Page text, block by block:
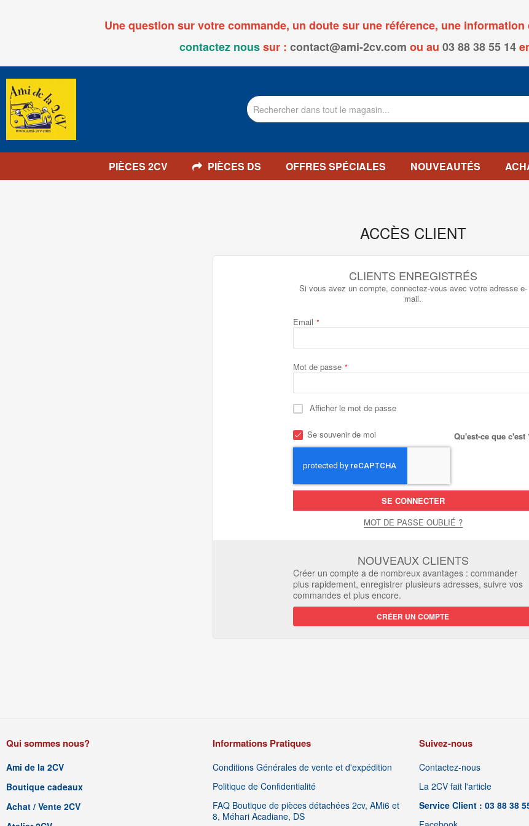
Une question sur votre commande, un doute sur une référence, une
contactez noussur : contact@ami-2cv.com ou au 03 88 38 55 14
PIÈCES 2CV PIÈCES DS OFFRES SPÉCIALES NOUVEAUTÉS
ACCÈS CLIENT
CLIENTS ENREGISTRÉS
Si vous avez un compte, connectez-vous avec votre adresse e-
mail.
Email
Mot de passe
Afficher le mot de passe
Se souvenir de moi Qu'est-ce que c'est
SE CONNECTER
MOT DE PASSE OUBLIÉ ?
NOUVEAUX CLIENTS
Créer un compte a de nombreux avantages : commander
plus rapidement, enregistrer plusieurs adresses, suivre vos
commandes et plus encore.
CRÉER UN COMPTE
Qui sommes nous?
Ami de la 2CV
Boutique cadeaux
Achat / Vente 2CV
Informations Pratiques
Conditions Générales de vente et d'expédition
Politique de Confidentialité
FAQ Boutique de pièces détachées 2cv, AMi6 et
8, Méhari Acadiane, DS
Suivez-nous
Contactez-nous
La 2CV fait l'article
Service Client : 03 88 38